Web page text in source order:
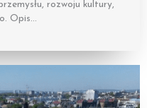
rozwoju kultury,
Opis…